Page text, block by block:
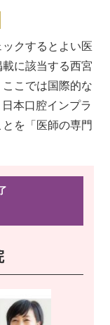
クするとよい医
に該当する西宮
こでは国際的な
本口腔インプラ
を「医師の専門